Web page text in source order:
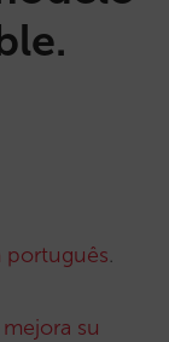
português.
su